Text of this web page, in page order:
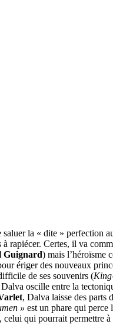
la « dite » perfection
Certes, il va
Guignard) mais l’héroïsme
ériger des nouveaux
de ses souvenirs (
oscille entre la
, Dalva laisse des parts
» est un phare qui perce
qui pourrait permettre